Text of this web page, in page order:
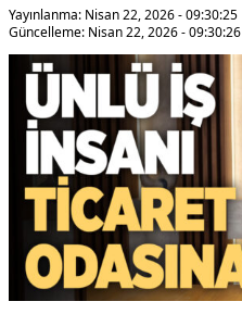
Yayınlanma: Nisan 22, 2026 - 09:30:25
Güncelleme: Nisan 22, 2026 - 09:30:26